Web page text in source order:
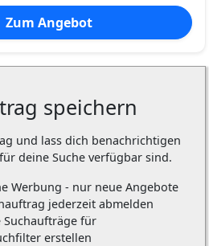
Zum Angebot
speichern
und lass dich benachrichtigen
deine Suche verfügbar sind.
Werbung - nur neue Angebote
jederzeit abmelden
Suchaufträge für
erstellen